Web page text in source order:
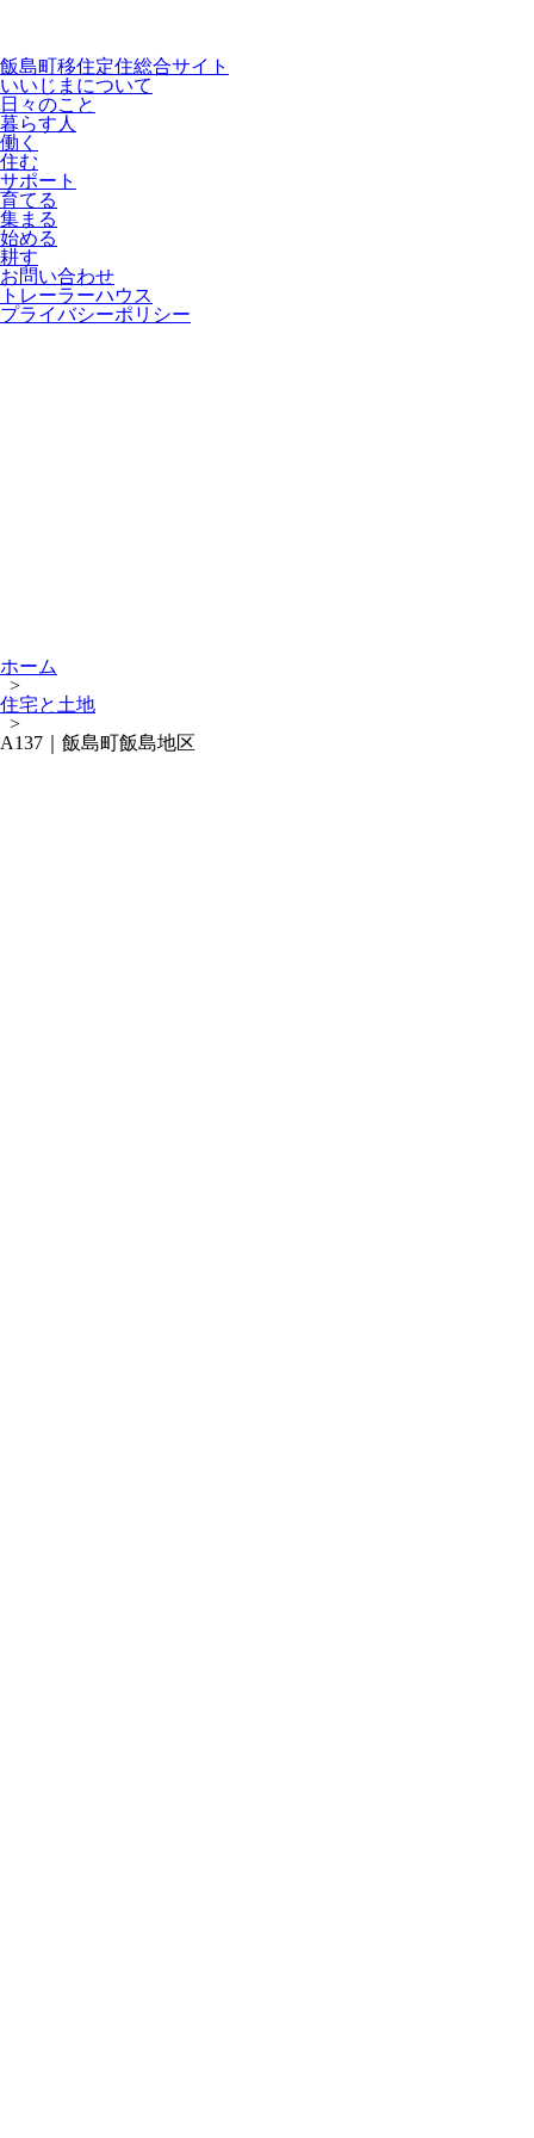
飯島町移住定住総合サイト
いいじまについて
日々のこと
暮らす人
働く
住む
サポート
育てる
集まる
始める
耕す
お問い合わせ
トレーラーハウス
プライバシーポリシー
ホーム
>
住宅と土地
>
A137｜飯島町飯島地区